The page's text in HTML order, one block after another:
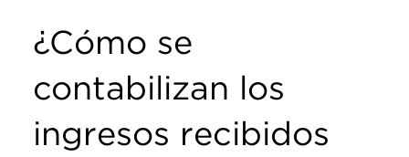
¿Cómo se
contabilizan los
ingresos recibidos